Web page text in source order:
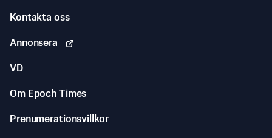
Kontakta oss
Annonsera
VD
Om Epoch Times
Prenumerationsvillkor